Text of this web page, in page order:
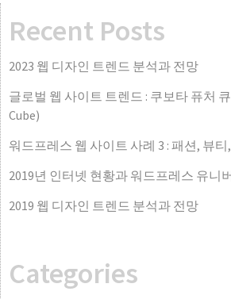
Recent Posts
2023 웹 디자인 트렌드 분석과 전망
글로벌 웹 사이트 트렌드 : 쿠보타 퓨처
Cube)
워드프레스 웹 사이트 사례 3 : 패션, 뷰
2019년 인터넷 현황과 워드프레스 유니
2019 웹 디자인 트렌드 분석과 전망
Categories